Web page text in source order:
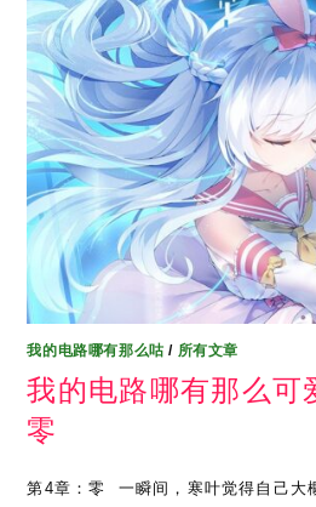
我的电路哪有那么咕 / 所有文章
我的电路哪有那么
零
第4章：零 ​ 一瞬间，寒叶觉得自己大